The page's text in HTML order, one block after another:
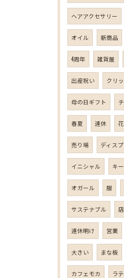
ヘアアクセサリー
オイル 新商品
4周年 雑貨屋
出産祝い クリ
母の日ギフト
春夏 連休
売り場 ディス
イニシャル キ
オガール 服
サステナブル
連休明け 営業
大きい まな板
カフェモカ ラ